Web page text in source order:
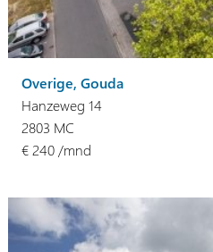
Overige, Gouda
Hanzeweg 14
2803 MC
€ 240 /mnd